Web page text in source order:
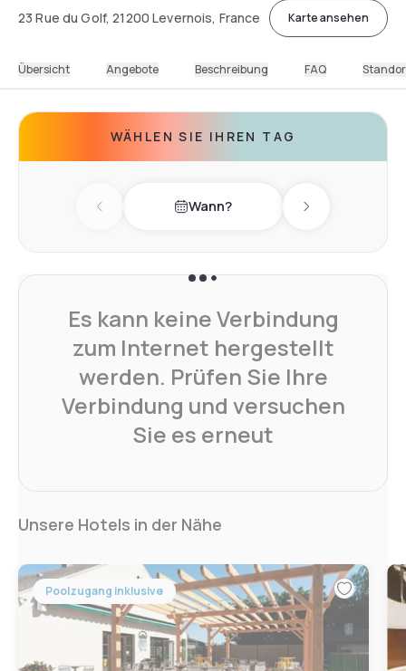
23 Rue du Golf, 21200 Levernois, France Karte ansehen
Übersicht Angebote Beschreibung FAQ
WÄHLEN SIE IHREN TAG
Previous day Wann? Next day
Es kann keine Verbindung
zum Internet hergestellt
werden. Prüfen Sie Ihre
Verbindung und versuchen
Sie es erneut
Unsere Hotels in der Nähe
Poolzugang inklusive